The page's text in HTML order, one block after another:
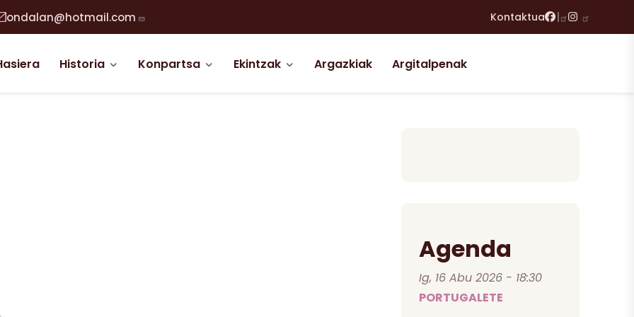
ondalan@hotmail.com Kontaktua FacebookInstagram
Historia Konpartsa Ekintzak Argazkiak Argitalpenak
Agenda
Ig, 16 Abu 2026 - 18:30
PORTUGALETE